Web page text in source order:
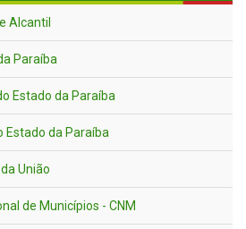
Alcantil
Paraíba
Estado da Paraíba
Estado da Paraíba
União
de Municípios - CNM